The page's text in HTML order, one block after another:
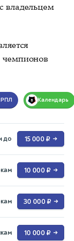
владельцем
РПЛ Календарь
до 15 000 ₽ →
10 000 ₽ →
30 000 ₽ →
10 000 ₽ →